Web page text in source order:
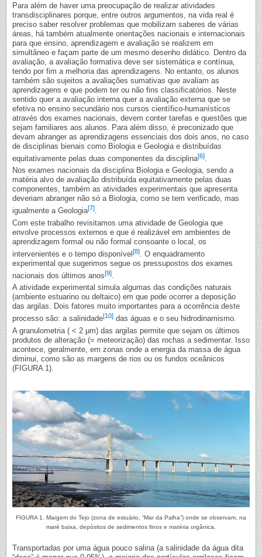
Para além de haver uma preocupação de realizar atividades
transdisciplinares porque, entre outros argumentos, na vida real é
preciso saber resolver problemas que mobilizam saberes de várias
áreas, há também atualmente orientações nacionais e internacionais
para que ensino, aprendizagem e avaliação se realizem em
simultâneo e façam parte de um mesmo desenho didático. Dentro da
avaliação, a avaliação formativa deve ser sistemática e contínua,
tendo por fim a melhoria das aprendizagens. No entanto, os alunos
também são sujeitos a avaliações sumativas que avaliam as
aprendizagens e que podem ter ou não fins classificatórios. Neste
sentido quer a avaliação interna quer a avaliação externa que se
efetiva no ensino secundário nos cursos científico-humanísticos
através dos exames nacionais, devem conter tarefas e questões que
sejam familiares aos alunos. Para além disso, é preconizado que
devam abranger as aprendizagens essenciais dos dois anos, no caso
de disciplinas bienais como Biologia e Geologia e distribuídas
equitativamente pelas duas componentes da disciplina[6].
Nos exames nacionais da disciplina Biologia e Geologia, sendo a
matéria alvo de avaliação distribuída equitativamente pelas duas
componentes, também as atividades experimentais que apresenta
deveriam abranger não só a Biologia, como se tem verificado, mas
igualmente a Geologia[7].
Com este trabalho revisitamos uma atividade de Geologia que
envolve processos externos e que é realizável em ambientes de
aprendizagem formal ou não formal consoante o local, os
intervenientes e o tempo disponível [8]
. O enquadramento
experimental que sugerimos segue os pressupostos dos exames
nacionais dos últimos anos[9].
A atividade experimental simula algumas das condições naturais
(ambiente estuarino ou deltaico) em que pode ocorrer a deposição
das argilas. Dois fatores muito importantes para a ocorrência deste
processo são: a salinidade[10] das águas e o seu hidrodinamismo.
A granulometria ( < 2 μm) das argilas permite que sejam os últimos
produtos de alteração (= meteorização) das rochas a sedimentar. Isso
acontece, geralmente, em zonas onde a energia da massa de água
diminui, como são as margens de rios ou os fundos oceânicos
(FIGURA 1).
FIGURA 1. Margem do Tejo (zona de estuário, “Mar da Palha”) onde se observam, na
maré baixa, depósitos de sedimentos finos e matéria orgânica.
Transportadas por uma água pouco salina (a salinidade da água dita